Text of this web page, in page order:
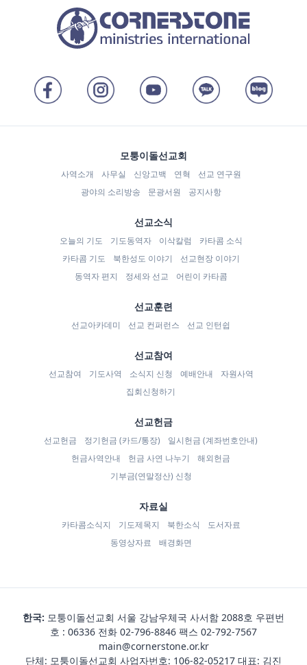
모퉁이돌선교회
사역소개 사무실 신앙고백 연혁
선교 연구원
광야의 소리방송
문광서원 공지사항
선교소식
오늘의 기도 기도동역자 이삭칼럼
카타콤 소식
카타콤 기도
북한성도 이야기
선교현장 이야기
동역자 편지
정세와 선교 어린이 카타콤
선교훈련
선교아카데미 선교 컨퍼런스 선교 인턴쉽
선교참여
선교참여 기도사역 소식지 신청 예배안내
자원사역
집회신청하기
선교헌금
선교헌금 정기헌금 (카드/통장)
일시헌금 (계좌번호안내)
헌금사역안내
헌금 사연 나누기
해외헌금
기부금(연말정산) 신청
자료실
카타콤소식지 기도제목지 북한소식
도서자료
동영상자료
배경화면
한국: 모퉁이돌선교회 서울 강남우체국 사서함 2088호 우편번
호 : 06336 전화 02-796-8846 팩스 02-792-7567
main@cornerstone.or.kr
단체: 모퉁이돌선교회 사업자번호: 106-82-05217 대표: 김진